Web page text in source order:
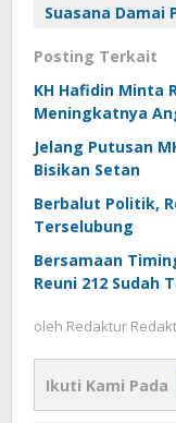
Suasana Damai
Posting Terkait
KH Hafidin Minta
Meningkatnya
Jelang Putusan
Bisikan Setan
Berbalut Politik,
Terselubung
Bersamaan
Reuni 212 Sudah
oleh Redaktur
Ikuti Kami Pada